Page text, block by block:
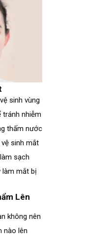
sinh vùng
nhiễm
thấm nước
sinh mắt
sạch
làm mắt bị
Lên
không nên
nào lên